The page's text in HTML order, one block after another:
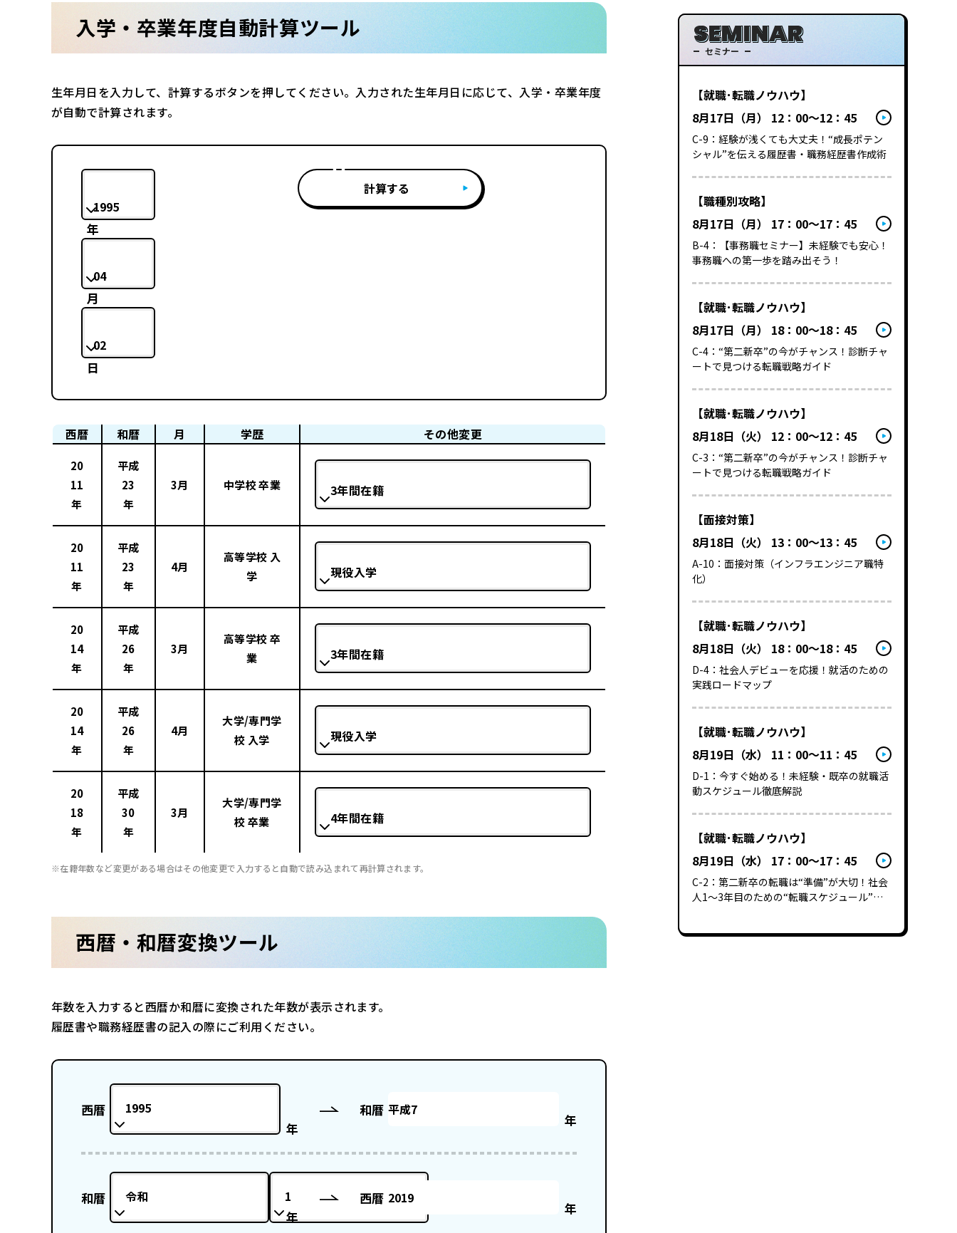
入学・卒業年度自動計算ツール
生年月日を入力して、計算するボタンを押してください。入力された生年月日に応じて、入学・卒業年度
が自動で計算されます。
1995
年
04
月
02
日
計算する
西暦 和暦 月 学歴 その他変更
20
11
年
平成
23
年
3月 中学校 卒業 3年間在籍
20
11
年
平成
23
年
4月
高等学校 入
学
現役入学
20
14
年
平成
26
年
3月
高等学校 卒
業
3年間在籍
20
14
年
平成
26
年
4月
大学/専門学
校 入学
現役入学
20
18
年
平成
30
年
3月
大学/専門学
校 卒業
4年間在籍
在籍年数など変更がある場合はその他変更で入力すると自動で読み込まれて再計算されます。
西暦・和暦変換ツール
年数を入力すると西暦か和暦に変換された年数が表示されます。
履歴書や職務経歴書の記入の際にご利用ください。
西暦 1995
年
和暦
年
和暦 令和 1
年
西暦
年
SEMINAR
セミナー
【就職･転職ノウハウ】
8月17日（月） 12：00～12：45
C-9：経験が浅くても大丈夫！“成長ポテン
シャル”を伝える履歴書・職務経歴書作成術
【職種別攻略】
8月17日（月） 17：00～17：45
B-4：【事務職セミナー】未経験でも安心！
事務職への第一歩を踏み出そう！
【就職･転職ノウハウ】
8月17日（月） 18：00～18：45
C-4：“第二新卒”の今がチャンス！診断チャ
ートで見つける転職戦略ガイド
【就職･転職ノウハウ】
8月18日（火） 12：00～12：45
C-3：“第二新卒”の今がチャンス！診断チャ
ートで見つける転職戦略ガイド
【面接対策】
8月18日（火） 13：00～13：45
A-10：面接対策（インフラエンジニア職特
化）
【就職･転職ノウハウ】
8月18日（火） 18：00～18：45
D-4：社会人デビューを応援！​就活のための​
実践ロードマップ
【就職･転職ノウハウ】
8月19日（水） 11：00～11：45
D-1：今すぐ始める！未経験・既卒の就職活
動スケジュール徹底解説
【就職･転職ノウハウ】
8月19日（水） 17：00～17：45
C-2：第二新卒の転職は“準備”が大切！社会
人1～3年目のための“転職スケジュール”徹